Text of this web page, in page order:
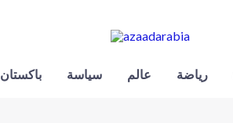
باكستان سياسة عالم رياضة